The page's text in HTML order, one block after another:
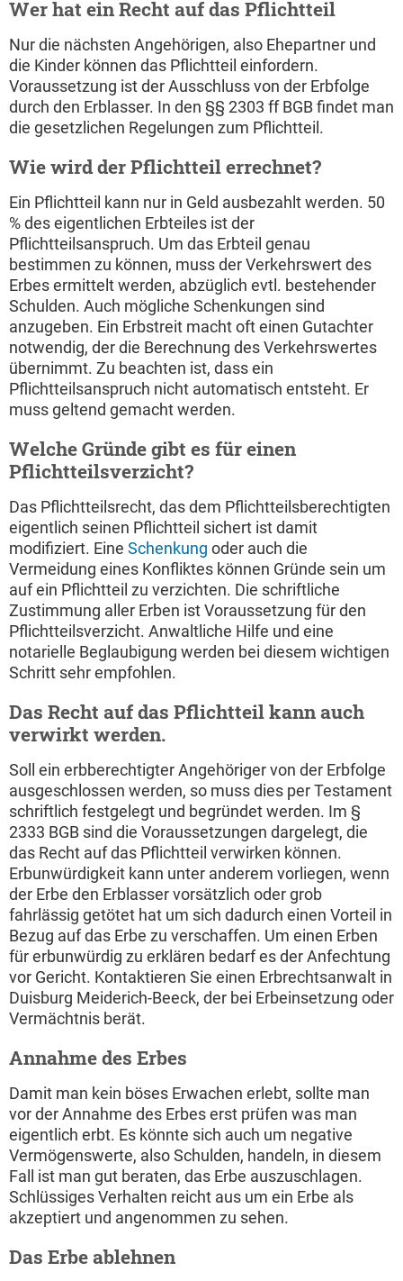
Wer hat ein Recht auf das Pflichtteil
Nur die nächsten Angehörigen, also Ehepartner und
die Kinder können das Pflichtteil einfordern.
Voraussetzung ist der Ausschluss von der Erbfolge
durch den Erblasser. In den §§ 2303 ff BGB findet man
die gesetzlichen Regelungen zum Pflichtteil.
Wie wird der Pflichtteil errechnet?
Ein Pflichtteil kann nur in Geld ausbezahlt werden. 50
% des eigentlichen Erbteiles ist der
Pflichtteilsanspruch. Um das Erbteil genau
bestimmen zu können, muss der Verkehrswert des
Erbes ermittelt werden, abzüglich evtl. bestehender
Schulden. Auch mögliche Schenkungen sind
anzugeben. Ein Erbstreit macht oft einen Gutachter
notwendig, der die Berechnung des Verkehrswertes
übernimmt. Zu beachten ist, dass ein
Pflichtteilsanspruch nicht automatisch entsteht. Er
muss geltend gemacht werden.
Welche Gründe gibt es für einen
Pflichtteilsverzicht?
Das Pflichtteilsrecht, das dem Pflichtteilsberechtigten
eigentlich seinen Pflichtteil sichert ist damit
modifiziert. Eine Schenkung oder auch die
Vermeidung eines Konfliktes können Gründe sein um
auf ein Pflichtteil zu verzichten. Die schriftliche
Zustimmung aller Erben ist Voraussetzung für den
Pflichtteilsverzicht. Anwaltliche Hilfe und eine
notarielle Beglaubigung werden bei diesem wichtigen
Schritt sehr empfohlen.
Das Recht auf das Pflichtteil kann auch
verwirkt werden.
Soll ein erbberechtigter Angehöriger von der Erbfolge
ausgeschlossen werden, so muss dies per Testament
schriftlich festgelegt und begründet werden. Im §
2333 BGB sind die Voraussetzungen dargelegt, die
das Recht auf das Pflichtteil verwirken können.
Erbunwürdigkeit kann unter anderem vorliegen, wenn
der Erbe den Erblasser vorsätzlich oder grob
fahrlässig getötet hat um sich dadurch einen Vorteil in
Bezug auf das Erbe zu verschaffen. Um einen Erben
für erbunwürdig zu erklären bedarf es der Anfechtung
vor Gericht. Kontaktieren Sie einen Erbrechtsanwalt in
Duisburg Meiderich-Beeck, der bei Erbeinsetzung oder
Vermächtnis berät.
Annahme des Erbes
Damit man kein böses Erwachen erlebt, sollte man
vor der Annahme des Erbes erst prüfen was man
eigentlich erbt. Es könnte sich auch um negative
Vermögenswerte, also Schulden, handeln, in diesem
Fall ist man gut beraten, das Erbe auszuschlagen.
Schlüssiges Verhalten reicht aus um ein Erbe als
akzeptiert und angenommen zu sehen.
Das Erbe ablehnen